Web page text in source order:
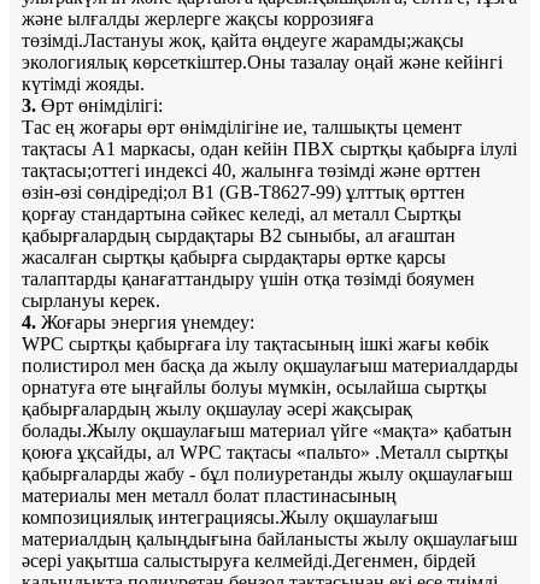
және ылғалды жерлерге жақсы коррозияға
төзімді.Ластануы жоқ, қайта өңдеуге жарамды;жақсы
экологиялық көрсеткіштер.Оны тазалау оңай және кейінгі
күтімді жояды.
3. Өрт өнімділігі:
Тас ең жоғары өрт өнімділігіне ие, талшықты цемент
тақтасы A1 маркасы, одан кейін ПВХ сыртқы қабырға ілулі
тақтасы;оттегі индексі 40, жалынға төзімді және өрттен
өзін-өзі сөндіреді;ол B1 (GB-T8627-99) ұлттық өрттен
қорғау стандартына сәйкес келеді, ал металл Сыртқы
қабырғалардың сырдақтары В2 сыныбы, ал ағаштан
жасалған сыртқы қабырға сырдақтары өртке қарсы
талаптарды қанағаттандыру үшін отқа төзімді бояумен
сырлануы керек.
4. Жоғары энергия үнемдеу:
WPC сыртқы қабырғаға ілу тақтасының ішкі жағы көбік
полистирол мен басқа да жылу оқшаулағыш материалдарды
орнатуға өте ыңғайлы болуы мүмкін, осылайша сыртқы
қабырғалардың жылу оқшаулау әсері жақсырақ
болады.Жылу оқшаулағыш материал үйге «мақта» қабатын
қоюға ұқсайды, ал WPC тақтасы «пальто» .Металл сыртқы
қабырғаларды жабу - бұл полиуретанды жылу оқшаулағыш
материалы мен металл болат пластинасының
композициялық интеграциясы.Жылу оқшаулағыш
материалдың қалыңдығына байланысты жылу оқшаулағыш
әсері уақытша салыстыруға келмейді.Дегенмен, бірдей